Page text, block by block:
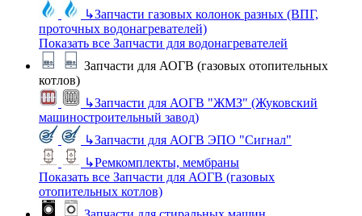
↳Запчасти газовых колонок разных (ВПГ,
проточных водонагревателей)
Показать все Запчасти для водонагревателей
Запчасти для АОГВ (газовых отопительных
котлов)
↳Запчасти для АОГВ "ЖМЗ" (Жуковский
машиностроительный завод)
↳Запчасти для АОГВ ЭПО "Сигнал"
↳Ремкомплекты, мембраны
Показать все Запчасти для АОГВ (газовых
отопительных котлов)